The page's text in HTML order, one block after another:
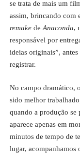
se trata de mais um
assim, brincando com
remake de Anaconda,
responsável por
ideias originais”,
registrar.
No campo dramático,
sido melhor
quando a produção se
aparece apenas em
minutos de tempo de
lugar, acompanhamos